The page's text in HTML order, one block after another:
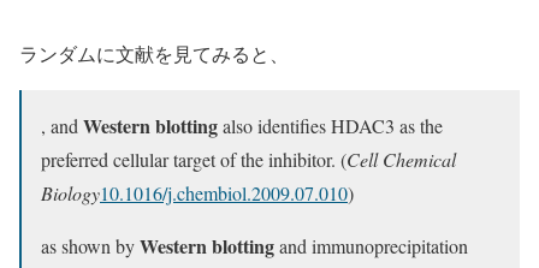
— 山田かおり PhD (@KaoriYamada01)
ランダムに文献を見てみると、
, andWestern blottingalso identifies HDAC3 as the
preferred cellular target of the inhibitor. (Cell Chemical
Biology10.1016/j.chembiol.2009.07.010)
as shown byWestern blottingand immunoprecipitation